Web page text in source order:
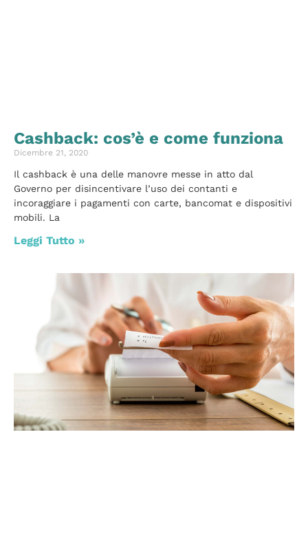
Cashback: cos’è e come funziona
Dicembre 21, 2020
Il cashback è una delle manovre messe in atto dal
Governo per disincentivare l’uso dei contanti e
incoraggiare i pagamenti con carte, bancomat e dispositivi
mobili. La
Leggi Tutto »